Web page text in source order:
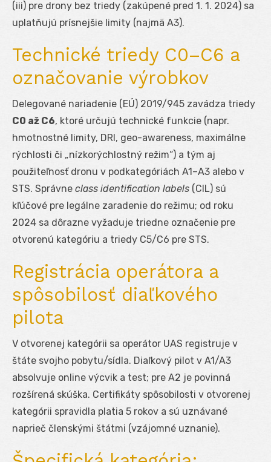
(iii) pre drony bez triedy (zakúpené pred 1. 1. 2024) sa
uplatňujú prísnejšie limity (najmä A3).
Technické triedy C0–C6 a
označovanie výrobkov
Delegované nariadenie (EÚ) 2019/945 zavádza triedy
C0 až C6, ktoré určujú technické funkcie (napr.
hmotnostné limity, DRI, geo-awareness, maximálne
rýchlosti či „nízkorýchlostný režim“) a tým aj
použiteľnosť dronu v podkategóriách A1–A3 alebo v
STS. Správne class identification labels (CIL) sú
kľúčové pre legálne zaradenie do režimu; od roku
2024 sa dôrazne vyžaduje triedne označenie pre
otvorenú kategóriu a triedy C5/C6 pre STS.
Registrácia operátora a
spôsobilosť diaľkového
pilota
V otvorenej kategórii sa operátor UAS registruje v
štáte svojho pobytu/sídla. Diaľkový pilot v A1/A3
absolvuje online výcvik a test; pre A2 je povinná
rozšírená skúška. Certifikáty spôsobilosti v otvorenej
kategórii spravidla platia 5 rokov a sú uznávané
naprieč členskými štátmi (vzájomné uznanie).